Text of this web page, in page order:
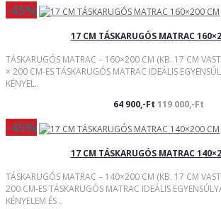
-45%
17 CM TÁSKARUGÓS MATRAC
TÁSKARUGÓS MATRAC – 160×200 CM (KB. 17 CM
× 200 CM-ES TÁSKARUGÓS MATRAC IDEÁLIS
KÉNYEL..
64 900,-Ft 119 000,-Ft
-45%
17 CM TÁSKARUGÓS MATRAC
TÁSKARUGÓS MATRAC – 140×200 CM (KB. 17 CM
200 CM-ES TÁSKARUGÓS MATRAC IDEÁLIS
KÉNYELEM ÉS ..